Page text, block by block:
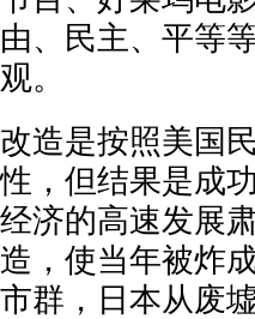
由、民主、平等
观。
改造是按照美国
性，但结果是成
经济的高速发展
造，使当年被炸
市群，日本从废